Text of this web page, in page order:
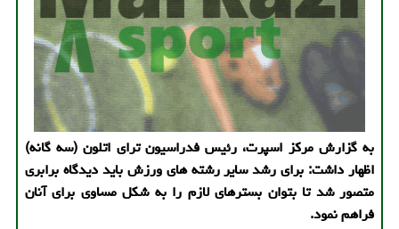
به گزارش مرکز اسپرت، رئیس فدراسیون ترای اتلون (سه گانه)
اظهار داشت: برای رشد سایر رشته های ورزش باید دیدگاه برابری
متصور شد تا بتوان بسترهای لازم را به شکل مساوی برای آنان
فراهم نمود.